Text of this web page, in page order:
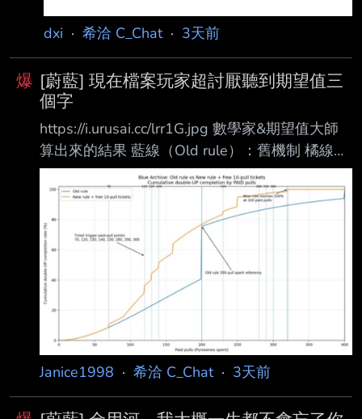
dxi · 希洽 C_Chat· 3天前
爆 [蔚藍] 現在檔案玩家超討厭聽到期望值三
個字
https://i.urusai.cc/lrr1G.jpg 數學家&期望值大師
算出來的結果 藍線（Old rule）：舊機制 橘線
（New rule + free 10-pull tickets）：新機制 +
活動送的10連券 X軸 已經花掉的付費抽數（Paid
pulls） 也就是你實際花青輝石抽了幾抽 Y軸 已
完成雙UP（兩隻PU都拿到）的機率 可以看到新
制度成功率一直比舊的藍線高 ======= 大家都
學過數學 期望值的概念也不是不懂 期望值大師
說的結論可能沒錯 但抽卡的實際體驗卻變成一坨
Janice1998 · 希洽 C_Chat· 3天前